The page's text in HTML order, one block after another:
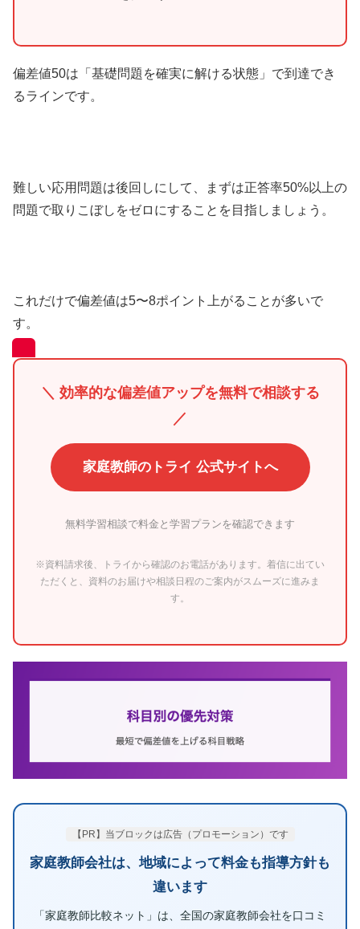
偏差値50は「基礎問題を確実に解ける状態」で到達でき
るラインです。
難しい応用問題は後回しにして、まずは正答率50%以上の
問題で取りこぼしをゼロにすることを目指しましょう。
これだけで偏差値は5〜8ポイント上がることが多いで
す。
＼ 効率的な偏差値アップを無料で相談する
／
家庭教師のトライ 公式サイトへ
無料学習相談で料金と学習プランを確認できます
※資料請求後、トライから確認のお電話があります。着信に出てい
ただくと、資料のお届けや相談日程のご案内がスムーズに進みま
す。
【PR】当ブロックは広告（プロモーション）です
家庭教師会社は、地域によって料金も指導方針も
違います
「家庭教師比較ネット」は、全国の家庭教師会社を口コミ